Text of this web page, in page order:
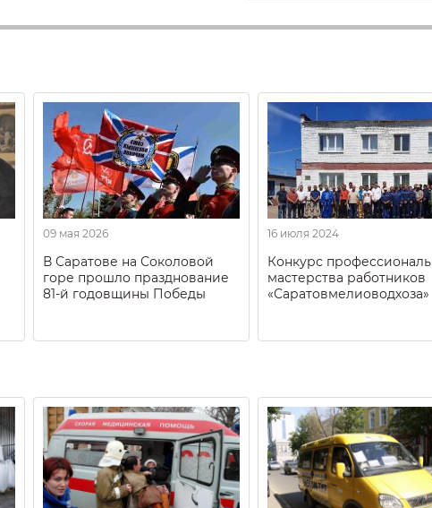
09 мая 2026
В Саратове на Соколовой
горе прошло празднование
81-й годовщины Победы
16 июля 2024
Конкурс
мастерства работников
«Саратовмелиоводхоза»